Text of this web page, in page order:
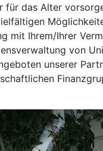
für das Alter
mit Ihrem/Ihrer
von
unserer